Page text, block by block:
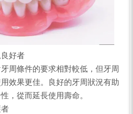
好者
周條件的要求相對較低，但牙周
效果更佳。良好的牙周狀況有助
，從而延長使用壽命。